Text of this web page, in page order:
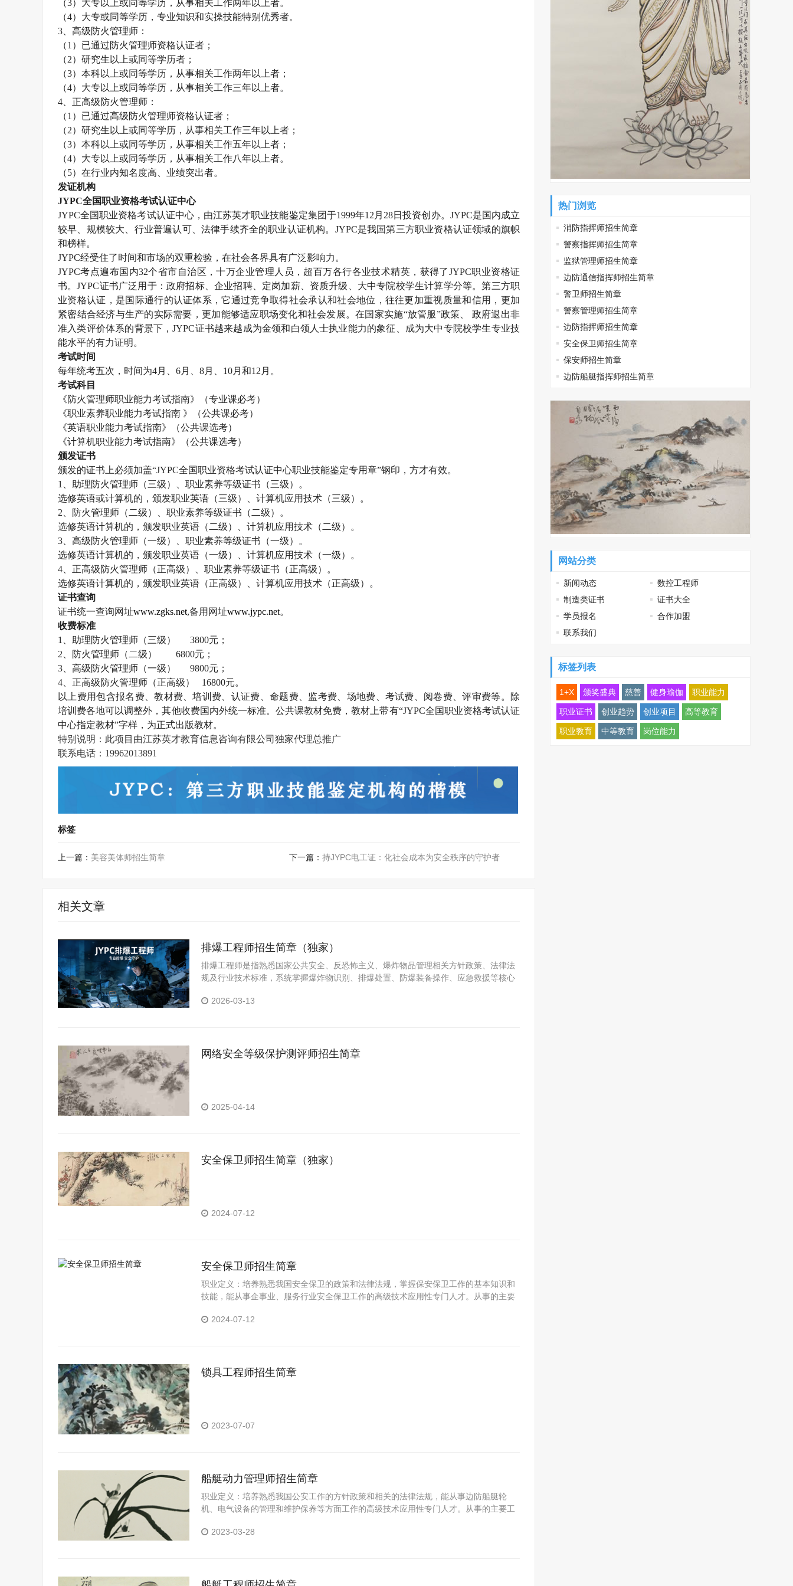
（3）大专以上或同等学历，从事相关工作两年以上者。
（4）大专或同等学历，专业知识和实操技能特别优秀者。
3 、高级防火管理师：
（1 ）已通过防火管理师资格认证者；
（2）研究生以上或同等学历者；
（3）本科以上或同等学历，从事相关工作两年以上者；
（4）大专以上或同等学历，从事相关工作三年以上者。
4 、正高级防火管理师：
（1 ）已通过高级防火管理师资格认证者；
（2）研究生以上或同等学历，从事相关工作三年以上者；
（3）本科以上或同等学历，从事相关工作五年以上者；
（4）大专以上或同等学历，从事相关工作八年以上者。
（5）在行业内知名度高、业绩突出者。
发证机构
JYPC全国职业资格考试认证中心
JYPC全国职业资格考试认证中心，由江苏英才职业技能鉴定集团于1999年12 月 28日投资创办。 JYPC是国内成立
较早、规模较大、行业普遍认可、法律手续齐全的职业认证机构。 JYPC是我国第三方职业资格认证领域的旗帜
和榜样。
JYPC经受住了时间和市场的双重检验，在社会各界具有广泛影响力。
JYPC考点遍布国内32个省市自治区，十万企业管理人员，超百万各行各业技术精英，获得了JYPC职业资格证
书。JYPC证书广泛用于：政府招标、企业招聘、定岗加薪、资质升级、大中专院校学生计算学分等。第三方职
业资格认证，是国际通行的认证体系，它通过竞争取得社会承认和社会地位，往往更加重视质量和信用，更加
紧密结合经济与生产的实际需要，更加能够适应职场变化和社会发展。在国家实施“放管服”政策、 政府退出非
准入类评价体系的背景下，JYPC证书越来越成为金领和白领人士执业能力的象征、成为大中专院校学生专业技
能水平的有力证明。
考试时间
每年统考五次，时间为4月、 6月、 8月、 10月和12 月。
考试科目
《防火管理师职业能力考试指南》（专业课必考）
《职业素养职业能力考试指南 》（公共课必考）
《英语职业能力考试指南》（公共课选考）
《计算机职业能力考试指南》（公共课选考）
颁发证书
颁发的证书上必须加盖“JYPC全国职业资格考试认证中心职业技能鉴定专用章”钢印，方才有效。
1
、助理防火管理师（三级）、职业素养等级证书（三级）。
选修英语或计算机的，颁发职业英语（三级）、计算机应用技术（三级）。
2 、防火管理师（二级）、职业素养等级证书（二级）。
选修英语计算机的，颁发职业英语（二级）、计算机应用技术（二级）。
3 、高级防火管理师（一级）、职业素养等级证书（一级）。
选修英语计算机的，颁发职业英语（一级）、计算机应用技术（一级）。
4 、正高级防火管理师（正高级）、职业素养等级证书（正高级）。
选修英语计算机的，颁发职业英语（正高级）、计算机应用技术（正高级）。
证书查询
证书统一查询网址www.zgks.net,备用网址www.jypc.net。
收费标准
1
、助理防火管理师（三级） 3800元；
2 、防火管理师（二级） 6800元；
3 、高级防火管理师（一级） 9800元；
4 、正高级防火管理师（正高级） 16800元。
以上费用包含报名费、教材费、培训费、认证费、命题费、监考费、场地费、考试费、阅卷费、评审费等。除
培训费各地可以调整外，其他收费国内外统一标准。公共课教材免费，教材上带有“JYPC全国职业资格考试认证
中心指定教材”字样，为正式出版教材。
特别说明：此项目由江苏英才教育信息咨询有限公司独家代理总推广
联系电话： 19962013891
标签
上一篇： 美容美体师招生简章 下一篇： 持JYPC电工证：化社会成本为安全秩序的守护者
相关文章
排爆工程师招生简章（独家）
排爆工程师是指熟悉国家公共安全、反恐怖主义、爆炸物品管理相关方针政策、法律法
规及行业技术标准，系统掌握爆炸物识别、排爆处置、防爆装备操作、应急救援等核心
除、销毁，排爆方案等专业技术应用性人才。
2026-03-13
网络安全等级保护测评师招生简章
2025-04-14
安全保卫师招生简章（独家）
2024-07-12
安全保卫师招生简章
职业定义：培养熟悉我国安全保卫的政策和法律法规，掌握保安保卫工作的基本知识和
技能，能从事企事业、服务行业安全保卫工作的高级技术应用性专门人才。从事的主要
2024-07-12
锁具工程师招生简章
2023-07-07
船艇动力管理师招生简章
职业定义：培养熟悉我国公安工作的方针政策和相关的法律法规，能从事边防船艇轮
机、电气设备的管理和维护保养等方面工作的高级技术应用性专门人才。从事的主要工
力。2023-03-28
热门浏览
消防指挥师招生简章
警察指挥师招生简章
监狱管理师招生简章
边防通信指挥师招生简章
警卫师招生简章
警察管理师招生简章
边防指挥师招生简章
安全保卫师招生简章
保安师招生简章
边防船艇指挥师招生简章
网站分类
新闻动态
数控工程师
制造类证书
证书大全
学员报名
合作加盟
联系我们
标签列表
1+X 颁奖盛典 慈善 健身瑜伽 职业能力
职业证书 创业趋势 创业项目 高等教育
职业教育 中等教育 岗位能力